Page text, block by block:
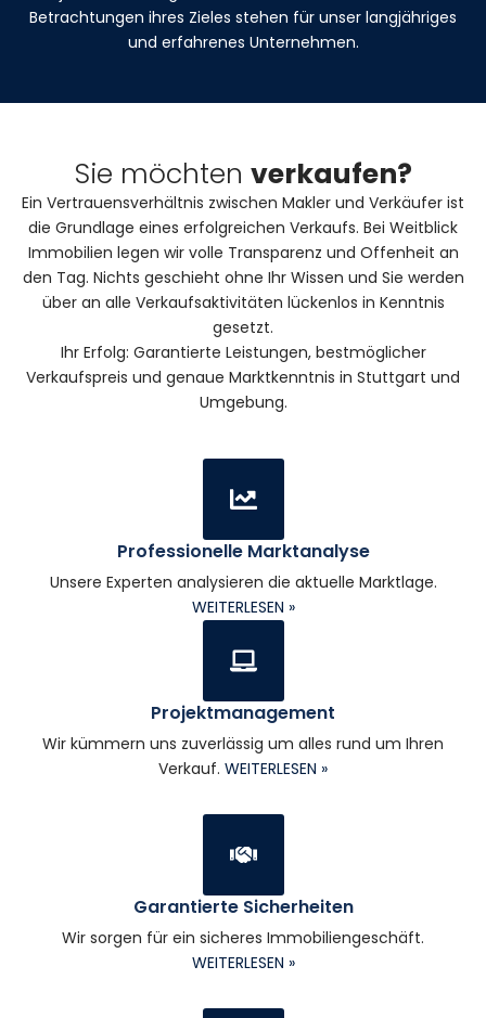
Betrachtungen ihres Zieles stehen für unser langjähriges
und erfahrenes Unternehmen.
Sie möchten verkaufen?
Ein Vertrauensverhältnis zwischen Makler und Verkäufer ist
die Grundlage eines erfolgreichen Verkaufs. Bei Weitblick
Immobilien legen wir volle Transparenz und Offenheit an
den Tag. Nichts geschieht ohne Ihr Wissen und Sie werden
über an alle Verkaufsaktivitäten lückenlos in Kenntnis
gesetzt.
Ihr Erfolg: Garantierte Leistungen, bestmöglicher
Verkaufspreis und genaue Marktkenntnis in Stuttgart und
Umgebung.
Professionelle Marktanalyse
Unsere Experten analysieren die aktuelle Marktlage.
WEITERLESEN »
Projektmanagement
Wir kümmern uns zuverlässig um alles rund um Ihren
Verkauf. WEITERLESEN »
Garantierte Sicherheiten
Wir sorgen für ein sicheres Immobiliengeschäft.
WEITERLESEN »